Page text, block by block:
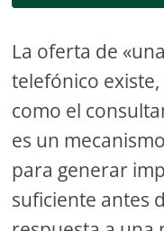
La oferta de
telefónico
como el
es un
para generar
suficiente antes